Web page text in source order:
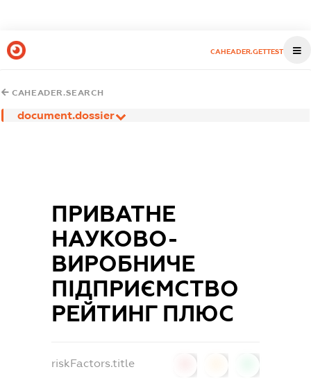
CAHEADER.GETTEST
CAHEADER.SEARCH
document.dossier
ПРИВАТНЕ
НАУКОВО-
ВИРОБНИЧЕ
ПІДПРИЄМСТВО
РЕЙТИНГ ПЛЮС
riskFactors.title